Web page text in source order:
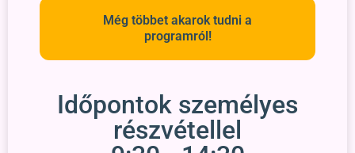
Még többet akarok tudni a
programról!
Időpontok személyes
részvétellel